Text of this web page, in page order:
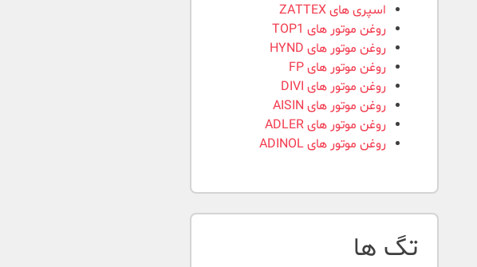
اسپری های ZATTEX
روغن موتور های TOP1
روغن موتور های HYND
روغن موتور های FP
روغن موتور های DIVI
روغن موتور های AISIN
روغن موتور های ADLER
روغن موتور های ADINOL
تگ ها